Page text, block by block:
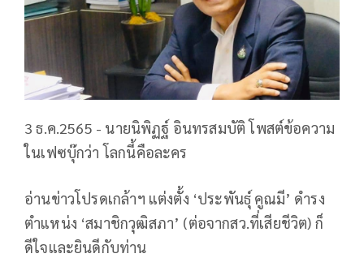
3 ธ.ค.2565 - นายนิพิฏฐ์ อินทรสมบัติ โพสต์ข้อความ
ในเฟซบุ๊กว่า โลกนี้คือละคร
อ่านข่าวโปรดเกล้าฯ แต่งตั้ง ‘ประพันธุ์ คูณมี’ ดำรง
ตำแหน่ง ‘สมาชิกวุฒิสภา’ (ต่อจากสว.ที่เสียชีวิต) ก็
ดีใจและยินดีกับท่าน